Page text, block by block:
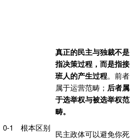
0-1 根本区别
真正的民主与独裁不是
指决策过程 ，而是指接
班人的产生过程。前者
属于运营范畴； 后者属
于选举权与被选举权范
畴。
民主政体可以避免你死